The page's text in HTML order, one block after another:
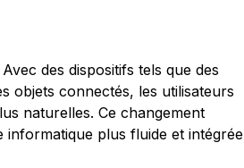
des dispositifs tels que des
objets connectés, les utilisateurs
naturelles. Ce changement
informatique plus fluide et intégrée